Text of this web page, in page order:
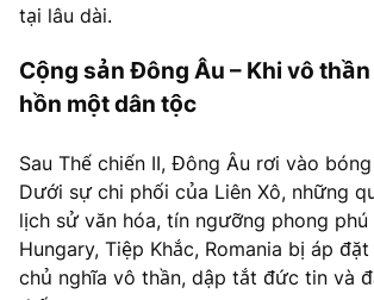
tại lâu dài.
Cộng sản Đông Âu – Khi vô
hồn một dân tộc
Sau Thế chiến II, Đông Âu rơi vào
Dưới sự chi phối của Liên Xô, những
lịch sử văn hóa, tín ngưỡng phong phú
Hungary, Tiệp Khắc, Romania bị áp
chủ nghĩa vô thần, dập tắt đức tin và